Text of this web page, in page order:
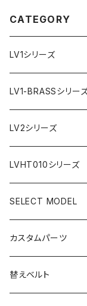
CATEGORY
LV1シリーズ
AR文字盤
フラット型ベゼル
スロープ型ベゼル
C1文字盤
C3文字盤
C3S文字盤
X1文字盤
1ST文字盤
LV1-BRASSシリー
AR文字盤
C3S文字盤
2ND文字盤
LV2シリーズ
AR文字盤
C1文字盤
C3S文字盤
X1文字盤
LVHT010シリーズ
SELECT MODEL
カスタムパーツ
ケース/ケースバック
替えベルト